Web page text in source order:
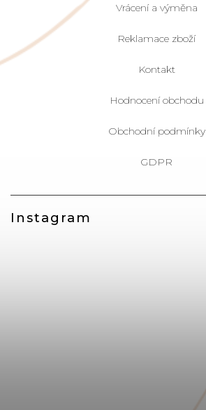
Instagram
Vrácení a výměna
Reklamace zboží
Kontakt
Hodnocení obchodu
Obchodní podmínky
GDPR